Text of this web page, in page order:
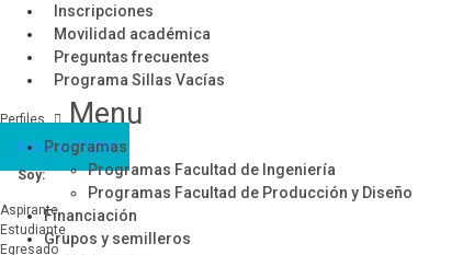
Inscripciones
Movilidad académica
Preguntas frecuentes
Programa Sillas Vacías
Menu
Programas
Programas Facultad de Ingeniería
Programas Facultad de Producción y Diseño
Financiación
Grupos y semilleros
Acceso SICAU
Soy:
Aspirante
Estudiante
Egresado